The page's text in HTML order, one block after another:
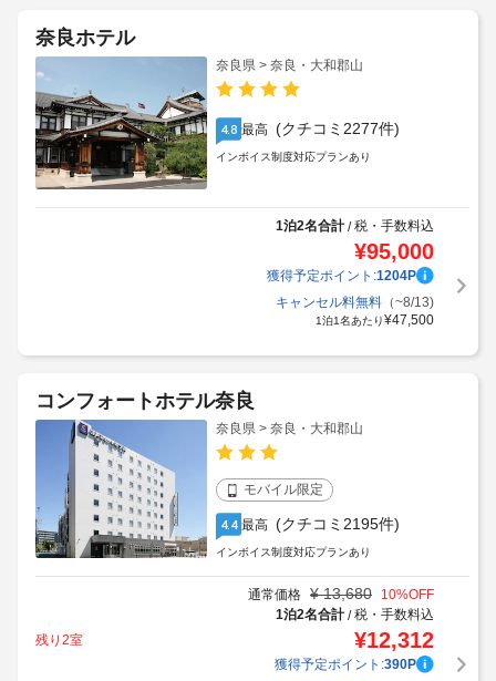
奈良ホテル
奈良県 > 奈良・大和郡山
4.8 最高 (クチコミ2277件)
インボイス制度対応プランあり
1泊2名合計/税・手数料込
¥95,000
獲得予定ポイント:1204P
キャンセル料無料（~8/13)
1泊1名あたり¥47,500
コンフォートホテル奈良
奈良県 > 奈良・大和郡山
モバイル限定
4.4 最高 (クチコミ2195件)
インボイス制度対応プランあり
通常価格 ¥ 13,680 10%OFF
1泊2名合計/税・手数料込
残り2室
¥12,312
獲得予定ポイント:390P